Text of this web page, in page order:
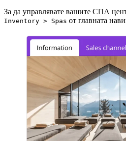
За да управлявате вашите СПА
Inventory > Spas от главната